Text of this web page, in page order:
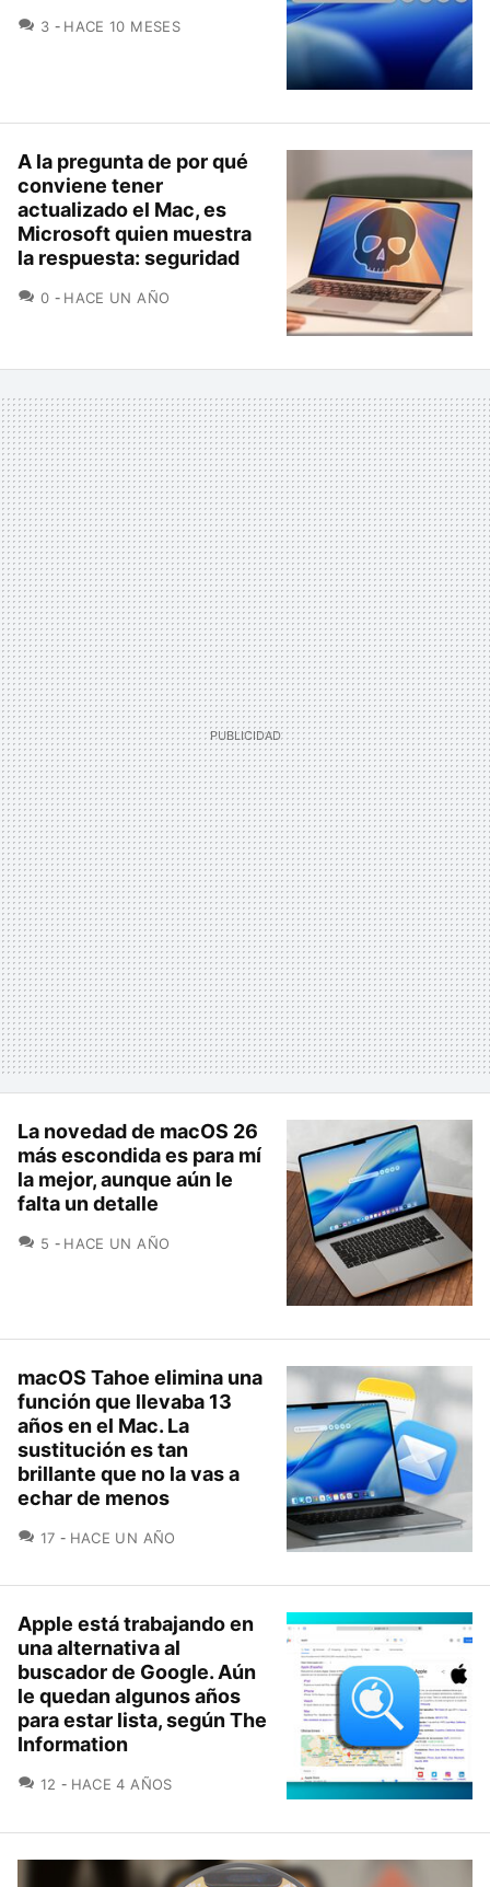
3 COMENTARIOS
HACE 10 MESES
A la pregunta de por qué
conviene tener
actualizado el Mac, es
Microsoft quien muestra
la respuesta: seguridad
0 COMENTARIOS
HACE UN AÑO
La novedad de macOS 26
más escondida es para mí
la mejor, aunque aún le
falta un detalle
5 COMENTARIOS
HACE UN AÑO
macOS Tahoe elimina una
función que llevaba 13
años en el Mac. La
sustitución es tan
brillante que no la vas a
echar de menos
17 COMENTARIOS
HACE UN AÑO
Apple está trabajando en
una alternativa al
buscador de Google. Aún
le quedan algunos años
para estar lista, según The
Information
12 COMENTARIOS
HACE 4 AÑOS